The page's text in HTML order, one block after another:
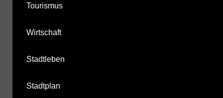
Tourismus
Wirtschaft
Stadtleben
Stadtplan